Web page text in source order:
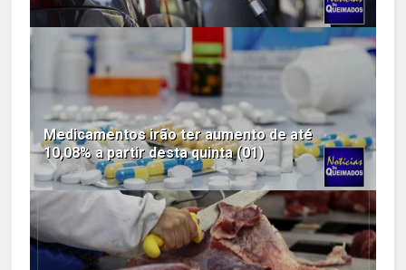
Medicamentos irão ter aumento de até
10,08% a partir desta quinta (01)